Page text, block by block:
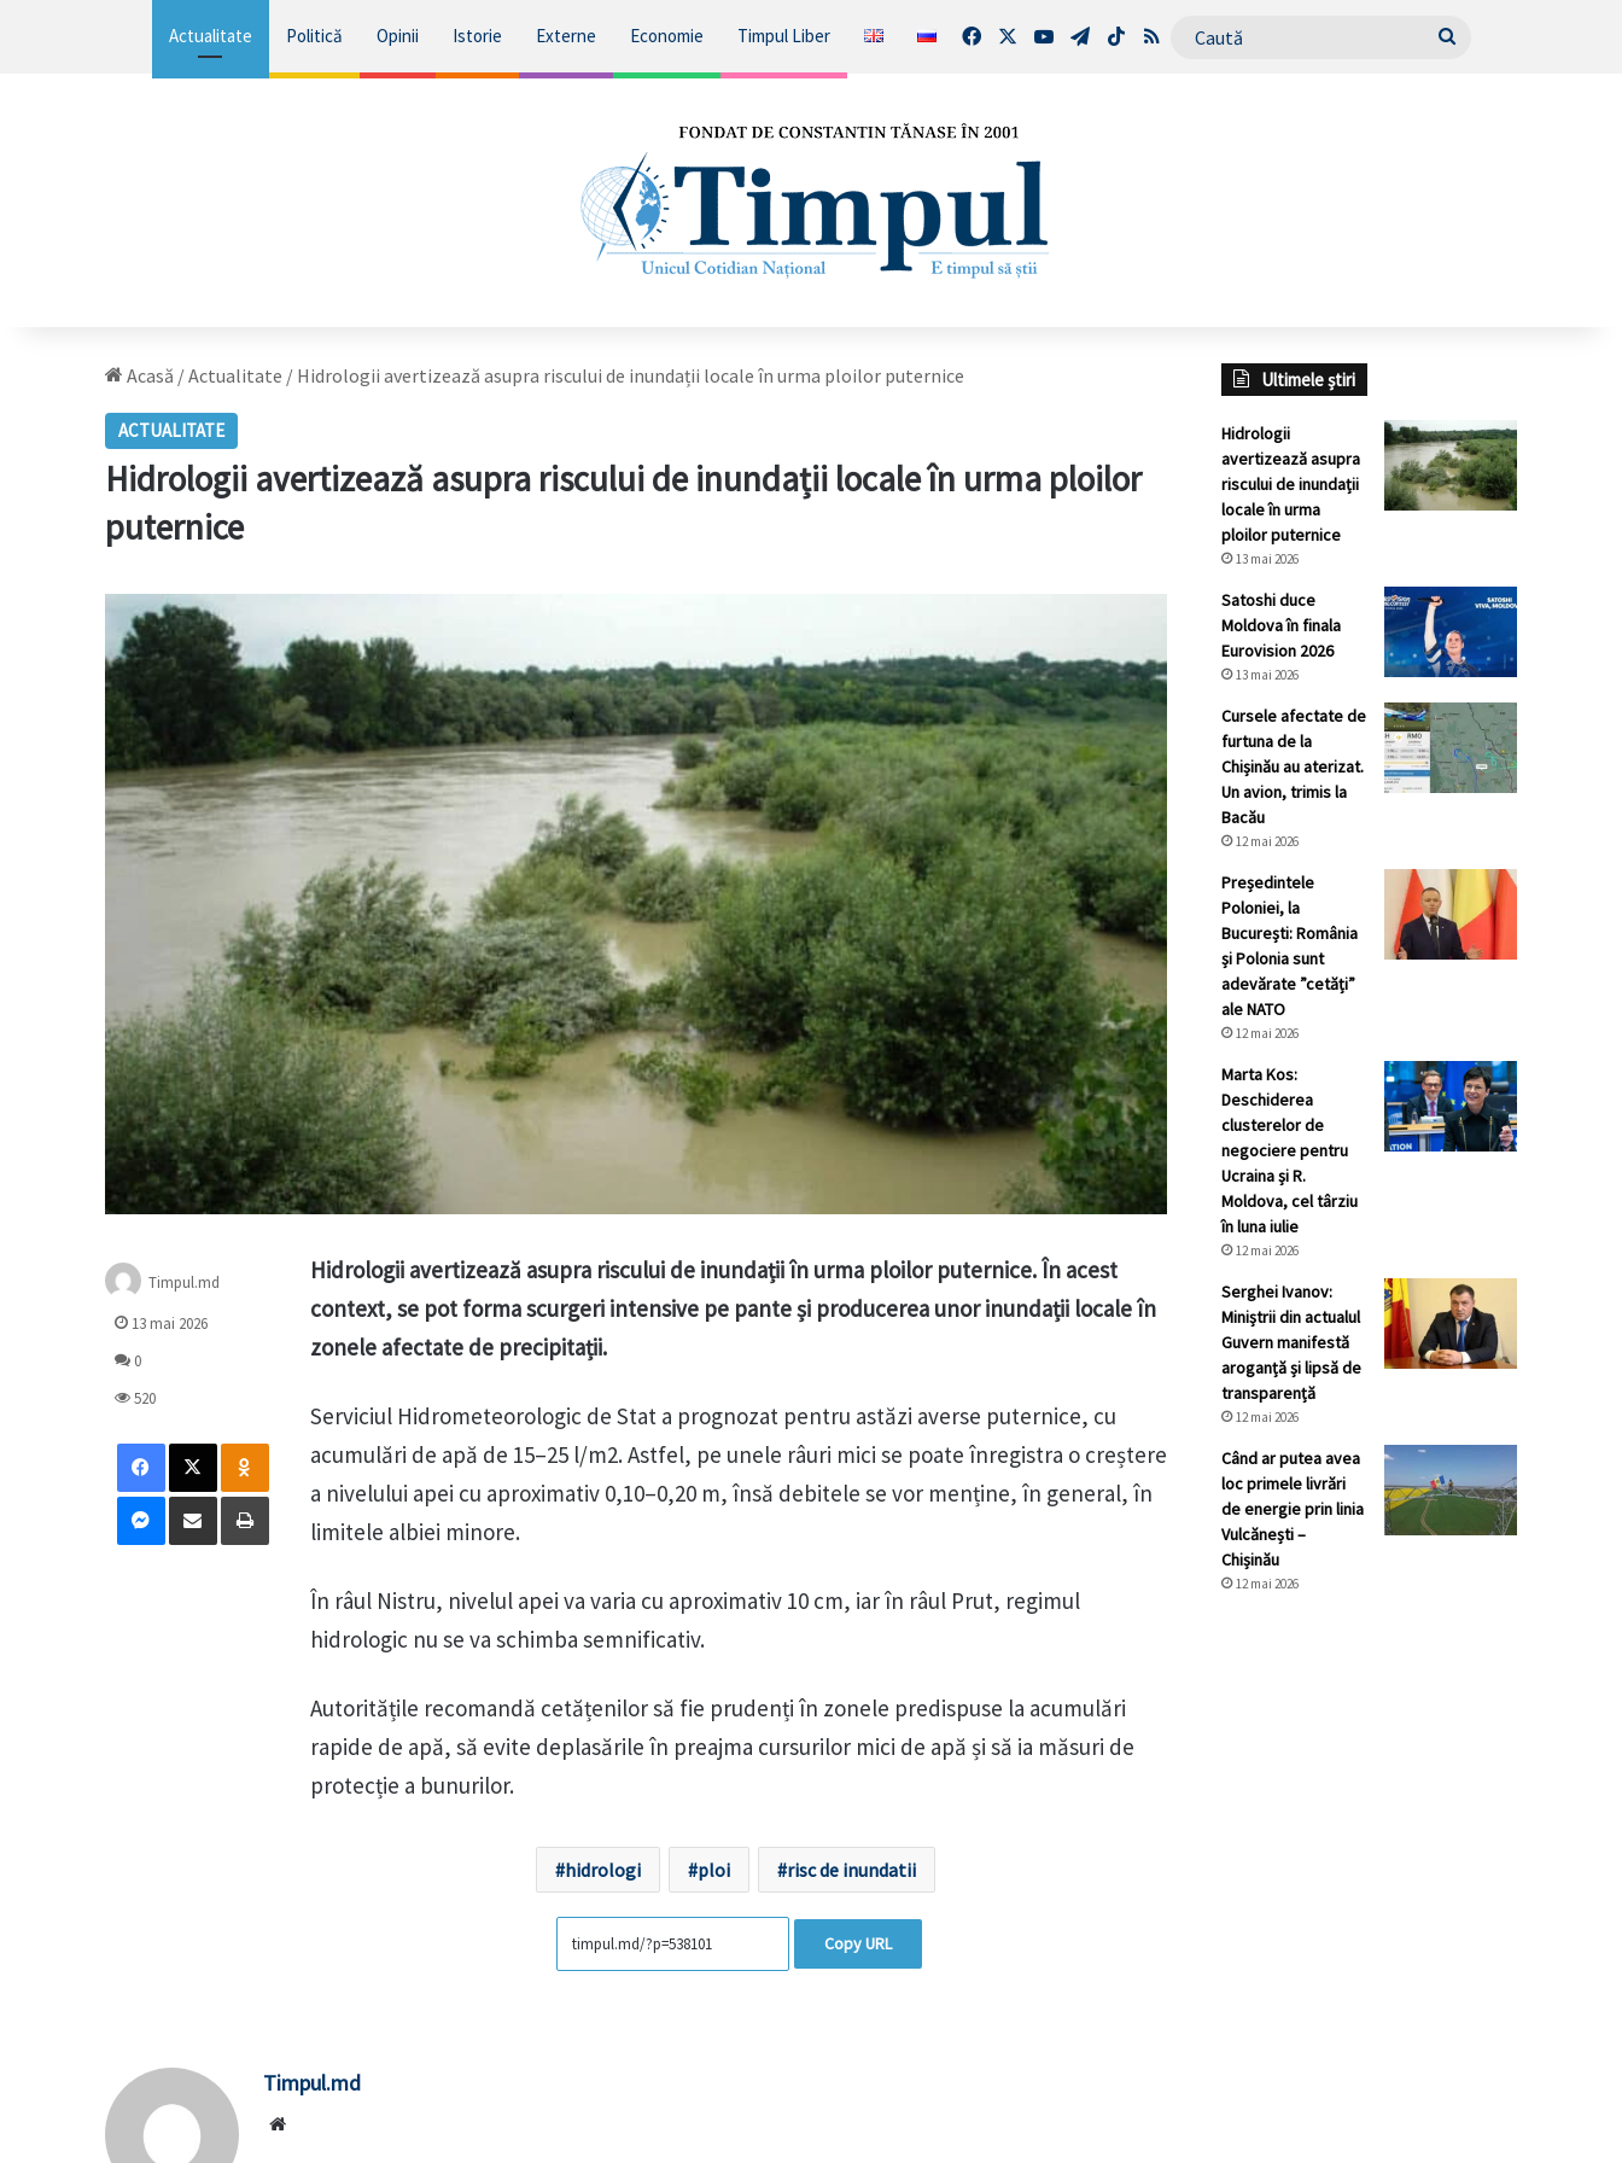
Actualitate Politică Opinii Istorie Externe Economie Timpul Liber FacebookYouTubeTelegram
TikTokRSS Caută
Acasă /Actualitate / Hidrologii avertizează asupra riscului de inundații locale în urma ploilor puternice
ACTUALITATE
Hidrologii avertizează asupra riscului de inundații locale în urma ploilor
puternice
Hidrologii avertizează asupra riscului de inundații în urma ploilor puternice. În acest
context, se pot forma scurgeri intensive pe pante și producerea unor inundații locale în
zonele afectate de precipitații.
Serviciul Hidrometeorologic de Stat a prognozat pentru astăzi averse puternice, cu
acumulări de apă de 15–25 l/m2. Astfel, pe unele râuri mici se poate înregistra o creștere
a nivelului apei cu aproximativ 0,10–0,20 m, însă debitele se vor menține, în general, în
limitele albiei minore.
În râul Nistru, nivelul apei va varia cu aproximativ 10 cm, iar în râul Prut, regimul
hidrologic nu se va schimba semnificativ.
Autoritățile recomandă cetățenilor să fie prudenți în zonele predispuse la acumulări
rapide de apă, să evite deplasările în preajma cursurilor mici de apă și să ia măsuri de
protecție a bunurilor.
hidrologi ploi risc de inundatii
Copy URL
Timpul.md
13 mai 2026
0
520
Facebook
X Odnoklassniki
Messenger
Distribuie prin mail Tipărește
Timpul.md
Ultimele știri
Hidrologii
avertizează asupra
riscului de inundații
locale în urma
ploilor puternice
13 mai 2026
Satoshi duce
Moldova în finala
Eurovision 2026
13 mai 2026
Cursele afectate de
furtuna de la
Chișinău au aterizat.
Un avion, trimis la
Bacău
12 mai 2026
Președintele
Poloniei, la
București: România
și Polonia sunt
adevărate ”cetăți”
ale NATO
12 mai 2026
Marta Kos:
Deschiderea
clusterelor de
negociere pentru
Ucraina și R.
Moldova, cel târziu
în luna iulie
12 mai 2026
Serghei Ivanov:
Miniștrii din actualul
Guvern manifestă
aroganță și lipsă de
transparență
12 mai 2026
Când ar putea avea
loc primele livrări
de energie prin linia
Vulcănești –
Chișinău
12 mai 2026